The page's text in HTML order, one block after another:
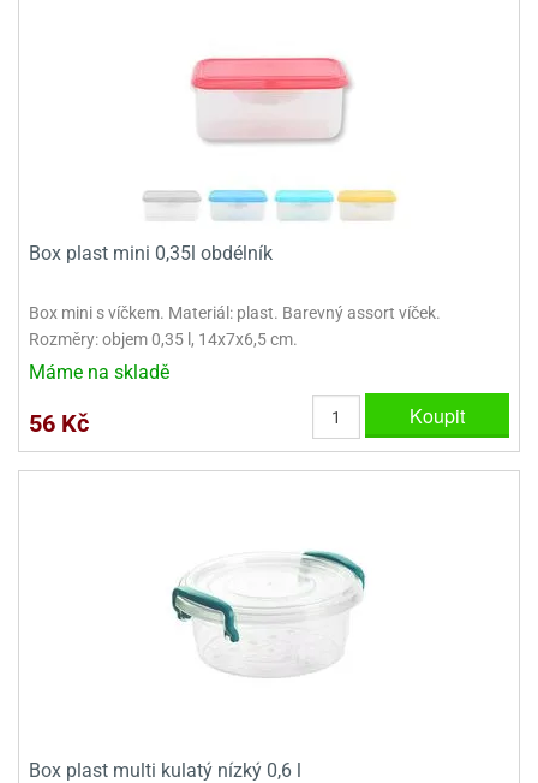
Box plast mini 0,35l obdélník
Box mini s víčkem. Materiál: plast. Barevný assort víček.
Rozměry: objem 0,35 l, 14x7x6,5 cm.
Máme na skladě
56 Kč Koupit
Box plast multi kulatý nízký 0,6 l